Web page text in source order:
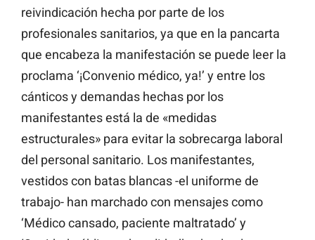
reivindicación hecha por parte de los
profesionales sanitarios, ya que en la pancarta
que encabeza la manifestación se puede leer la
proclama ‘¡Convenio médico, ya!’ y entre los
cánticos y demandas hechas por los
manifestantes está la de «medidas
estructurales» para evitar la sobrecarga laboral
del personal sanitario. Los manifestantes,
vestidos con batas blancas -el uniforme de
trabajo- han marchado con mensajes como
‘Médico cansado, paciente maltratado’ y